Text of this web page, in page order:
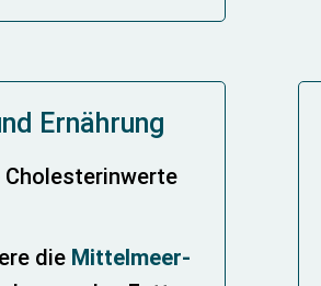
Ernährung
Cholesterinwerte
die Mittelmeer-